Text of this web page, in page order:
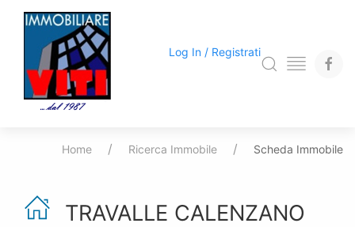
Log In / Registrati
Home Ricerca Immobile Scheda Immobile
TRAVALLE CALENZANO